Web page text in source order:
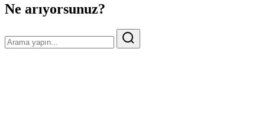
Ne arıyorsunuz?